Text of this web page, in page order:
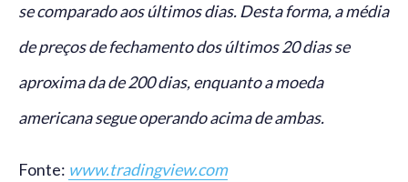
se comparado aos últimos dias. Desta forma, a média
de preços de fechamento dos últimos 20 dias se
aproxima da de 200 dias, enquanto a moeda
americana segue operando acima de ambas.
Fonte: www.tradingview.com